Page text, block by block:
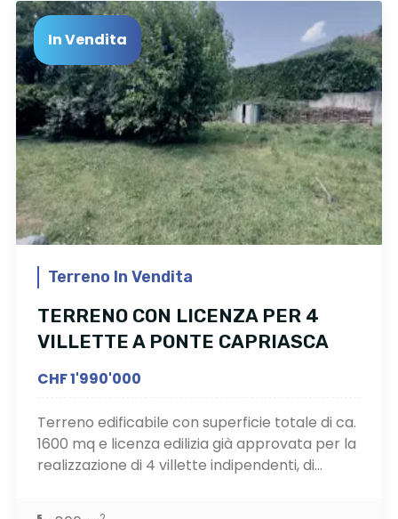
In Vendita
Terreno In Vendita
TERRENO CON LICENZA PER 4
VILLETTE A PONTE CAPRIASCA
CHF 1'990'000
Terreno edificabile con superficie totale di ca.
1600 mq e licenza edilizia già approvata per la
realizzazione di 4 villette indipendenti, di...